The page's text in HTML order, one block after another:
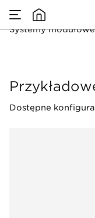
Systemy modułowe
Dostępne